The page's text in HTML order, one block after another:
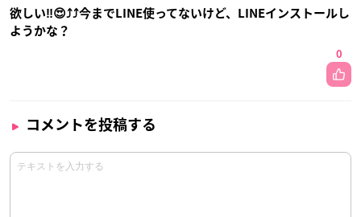
欲しい‼️😍⤴️⤴️今までLINE使ってないけど、LINEインストールし
ようかな？
0
コメントを投稿する